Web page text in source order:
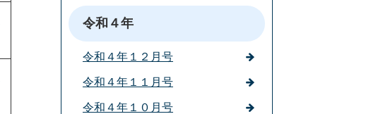
令和４年
令和４年１２月号
令和４年１１月号
令和４年１０月号